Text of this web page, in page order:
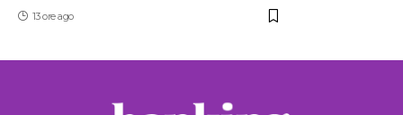
13 ore ago